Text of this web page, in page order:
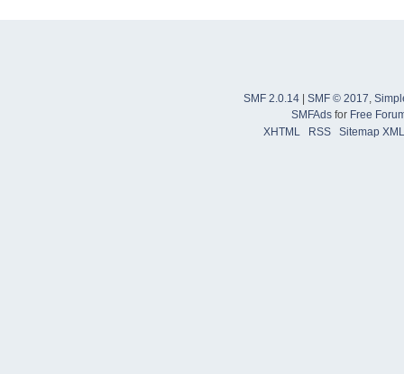
SMF 2.0.14 SMF © 2017,
SMFAdsfor Free
XHTML
RSS Sitemap XML